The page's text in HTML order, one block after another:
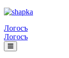
Логосъ
Логосъ